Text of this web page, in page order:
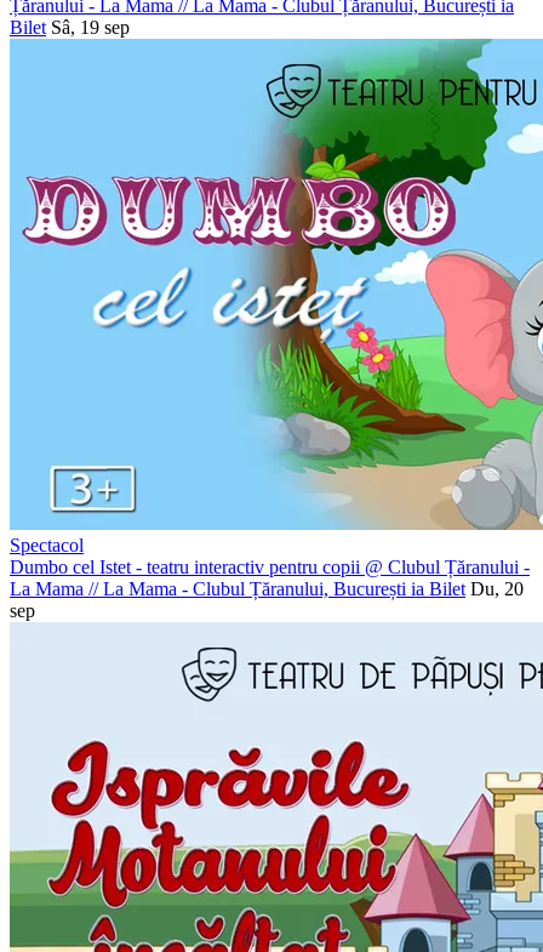
Țăranului - La Mama // La Mama - Clubul Țăranului, București ia
Bilet Sâ, 19 sep
Spectacol
Dumbo cel Istet - teatru interactiv pentru copii @ Clubul Țăranului -
La Mama //La Mama - Clubul Țăranului, București ia Bilet Du, 20
sep